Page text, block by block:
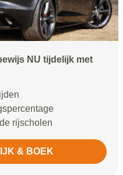
NU tijdelijk met
rijscholen
& BOEK